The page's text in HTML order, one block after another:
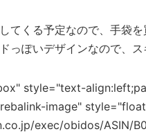
てくる予定なので、手袋を
っぽいデザインなので、
style="text-
image"
exec/obidos/ASIN/